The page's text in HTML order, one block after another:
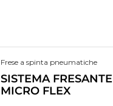
Frese a spinta pneumatiche
SISTEMA FRESANTE
MICRO FLEX